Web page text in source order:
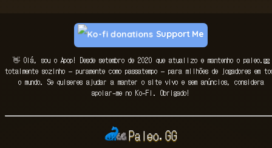
👋 Olá, sou o Apop! Desde setembro de 2020 que atualizo e mantenho o paleo.gg
totalmente sozinho — puramente como passatempo — para milhões de jogadores em
o mundo. Se quiseres ajudar a manter o site vivo e sem anúncios, considera
apoiar-me no Ko-Fi. Obrigado!
Support Me
Paleo.GG